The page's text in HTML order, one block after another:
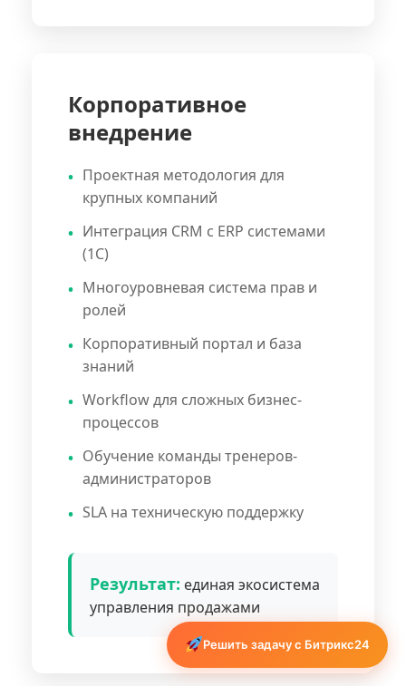
Корпоративное
внедрение
Проектная методология для
крупных компаний
Интеграция CRM с ERP системами
(1С)
Многоуровневая система прав и
ролей
Корпоративный портал и база
знаний
Workflow для сложных бизнес-
процессов
Обучение команды тренеров-
администраторов
SLA на техническую поддержку
Результат: единая экосистема
управления продажами
Решить задачу с Битрикс24